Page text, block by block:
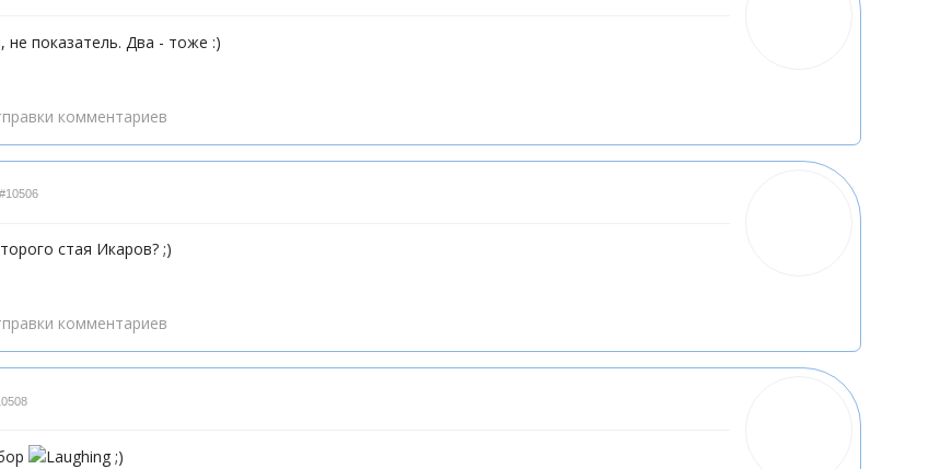
не показатель. Два - тоже :)
комментариев
#10506
стая Икаров? ;)
комментариев
;)